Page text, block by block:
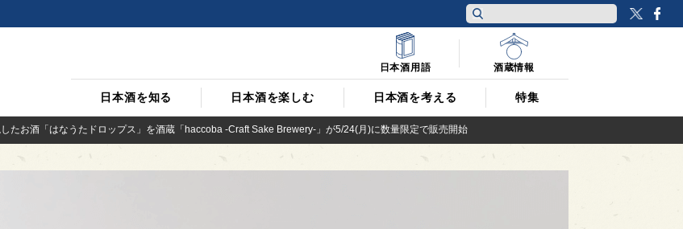
日本酒を知る 日本酒を楽しむ 日本酒を考える 特集
日本酒用語 酒蔵情報
したお酒「はなうたドロップス」を酒蔵「haccoba -Craft Sake Brewery-」が5/24(月)に数量限定で販売開始